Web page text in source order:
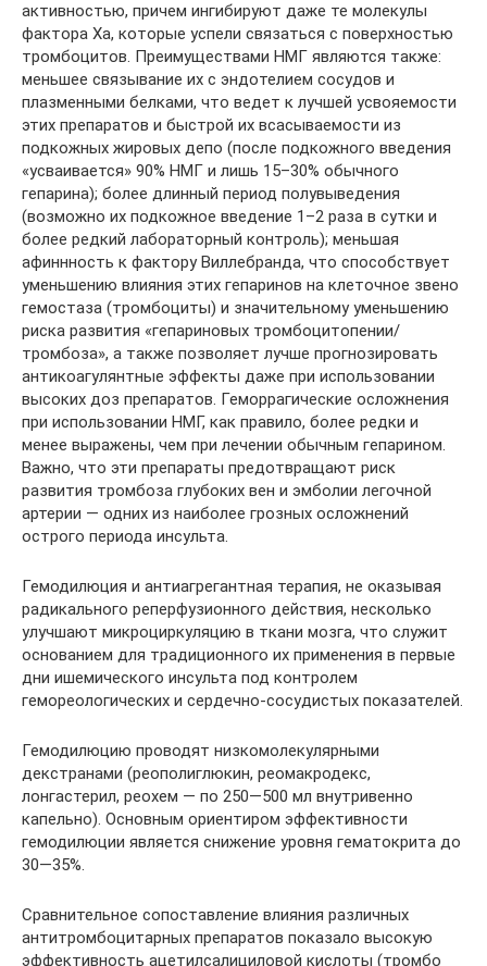
активностью, причем ингибируют даже те молекулы
фактора Xа, которые успели связаться с поверхностью
тромбоцитов. Преимуществами НМГ являются также:
меньшее связывание их с эндотелием сосудов и
плазменными белками, что ведет к лучшей усвояемости
этих препаратов и быстрой их всасываемости из
подкожных жировых депо (после подкожного введения
«усваивается» 90% НМГ и лишь 15–30% обычного
гепарина); более длинный период полувыведения
(возможно их подкожное введение 1–2 раза в сутки и
более редкий лабораторный контроль); меньшая
афиннность к фактору Виллебранда, что способствует
уменьшению влияния этих гепаринов на клеточное звено
гемостаза (тромбоциты) и значительному уменьшению
риска развития «гепариновых тромбоцитопении/
тромбоза», а также позволяет лучше прогнозировать
антикоагулянтные эффекты даже при использовании
высоких доз препаратов. Геморрагические осложнения
при использовании НМГ, как правило, более редки и
менее выражены, чем при лечении обычным гепарином.
Важно, что эти препараты предотвращают риск
развития тромбоза глубоких вен и эмболии легочной
артерии — одних из наиболее грозных осложнений
острого периода инсульта.
Гемодилюция и антиагрегантная терапия, не оказывая
радикального реперфузионного действия, несколько
улучшают микроциркуляцию в ткани мозга, что служит
основанием для традиционного их применения в первые
дни ишемического инсульта под контролем
гемореологических и сердечно-сосудистых показателей.
Гемодилюцию проводят низкомолекулярными
декстранами (реополиглюкин, реомакродекс,
лонгастерил, реохем — по 250—500 мл внутривенно
капельно). Основным ориентиром эффективности
гемодилюции является снижение уровня гематокрита до
30—35%.
Сравнительное сопоставление влияния различных
антитромбоцитарных препаратов показало высокую
эффективность ацетилсалициловой кислоты (тромбо